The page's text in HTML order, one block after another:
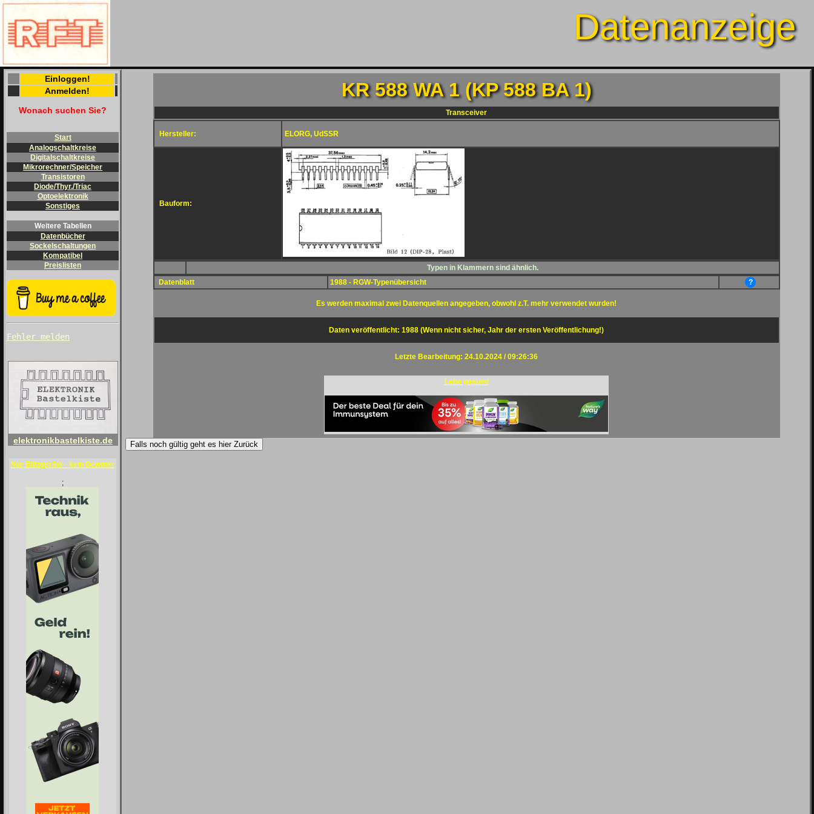
Datenanzeige
Einloggen!
Anmelden!
Wonach suchen Sie?
Start
Analogschaltkreise
Digitalschaltkreise
Mikrorechner/Speicher
Transistoren
Diode/Thyr./Triac
Optoelektronik
Sonstiges
Weitere Tabellen
Datenbücher
Sockelschaltungen
Kompatibel
Preislisten
Fehler melden
elektronikbastelkiste.de
Nur Blitzgeräte - kein Gewitter
;
KR 588 WA 1 (KP 588 BA 1)
Transceiver
Hersteller: ELORG, UdSSR
Bauform:
Typen in Klammern sind ähnlich.
Datenblatt
1988 - RGW-Typenübersicht ?
Es werden maximal zwei Datenquellen angegeben, obwohl z.T. mehr verwendet wurden!
Daten veröffentlicht: 1988 (Wenn nicht sicher, Jahr der ersten Veröffentlichung!)
Letzte Bearbeitung: 24.10.2024 / 09:26:36
Lebe gesund
Falls noch gültig geht es hier Zurück